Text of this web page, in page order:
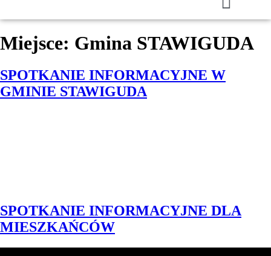
Miejsce: Gmina STAWIGUDA
SPOTKANIE INFORMACYJNE W
GMINIE STAWIGUDA
SPOTKANIE INFORMACYJNE DLA
MIESZKAŃCÓW